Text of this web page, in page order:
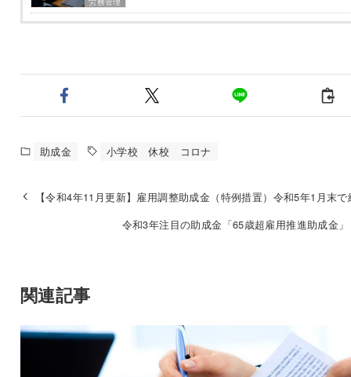
助成金 小学校 休校 コロナ
【令和4年11月更新】雇用調整助成金（特例措置）令和5年1月末で
令和3年注目の助成金「65歳超雇用推進助成金
関連記事